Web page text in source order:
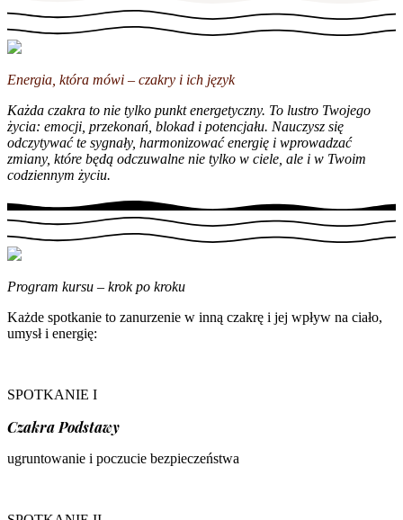
Energia, która mówi – czakry i ich język
Każda czakra to nie tylko punkt energetyczny. To lustro Twojego
życia: emocji, przekonań, blokad i potencjału. Nauczysz się
odczytywać te sygnały, harmonizować energię i wprowadzać
zmiany, które będą odczuwalne nie tylko w ciele, ale i w Twoim
codziennym życiu.
Program kursu – krok po kroku
Każde spotkanie to zanurzenie w inną czakrę i jej wpływ na ciało,
umysł i energię:
SPOTKANIE I
Czakra Podstawy
ugruntowanie i poczucie bezpieczeństwa